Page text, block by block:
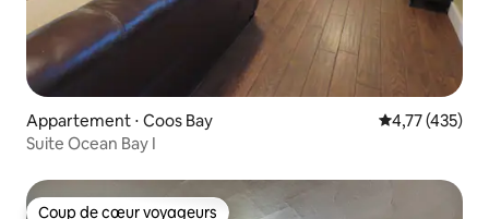
Appartement ⋅ Coos Bay Évaluation
4,77 (435)
Suite Ocean Bay I
Coup de cœur voyageurs